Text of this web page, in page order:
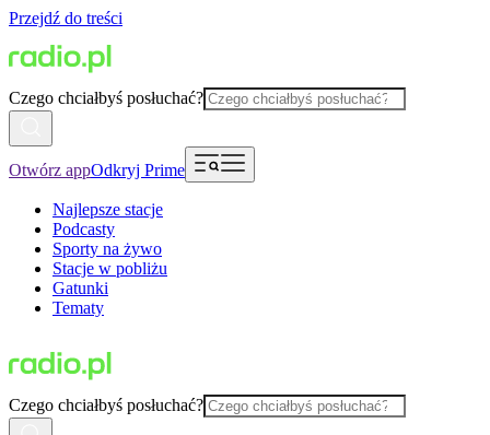
Przejdź do treści
Czego chciałbyś posłuchać?
Otwórz appOdkryj Prime
Najlepsze stacje
Podcasty
Sporty na żywo
Stacje w pobliżu
Gatunki
Tematy
Czego chciałbyś posłuchać?